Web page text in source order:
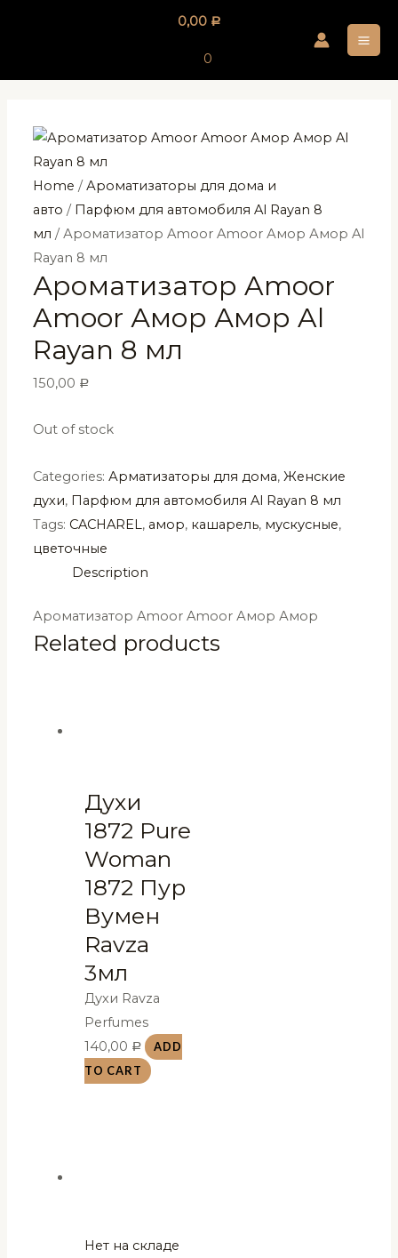
0,00 Р
0
Home /Ароматизаторы для дома и
авто / Парфюм для автомобиля Al Rayan 8
мл / Ароматизатор Amoor Amoor Амор Амор Al
Rayan 8 мл
Ароматизатор Amoor
Amoor Амор Амор Al
Rayan 8 мл
150,00 Р
Out of stock
Categories:Арматизаторы для дома,Женские
духи, Парфюм для автомобиля Al Rayan 8 мл
Tags: CACHAREL, амор, кашарель, мускусные,
цветочные
Description
Ароматизатор Amoor Amoor Амор Амор
Related products
Духи
1872 Pure
Woman
1872 Пур
Вумен
Ravza
3мл
Духи Ravza
Perfumes
140,00 Р
ADD
TO CART
Нет на складе